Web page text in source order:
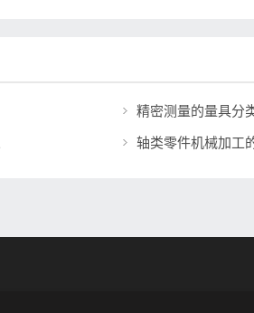
精密测量的量具分
轴类零件机械加工